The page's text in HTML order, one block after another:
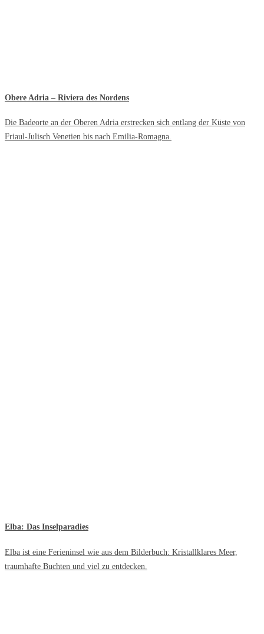
Obere Adria – Riviera des Nordens
Die Badeorte an der Oberen Adria erstrecken sich entlang der Küste von
Friaul-Julisch Venetien bis nach Emilia-Romagna.
Elba: Das Inselparadies
Elba ist eine Ferieninsel wie aus dem Bilderbuch: Kristallklares Meer,
traumhafte Buchten und viel zu entdecken.